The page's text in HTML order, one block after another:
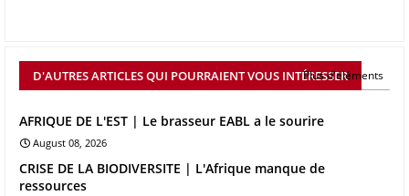
D'AUTRES ARTICLES QUI POURRAIENT VOUS INTÉRESSER
Plus d'éléments
AFRIQUE DE L'EST | Le brasseur EABL a le sourire
August 08, 2026
CRISE DE LA BIODIVERSITE | L'Afrique manque de
ressources